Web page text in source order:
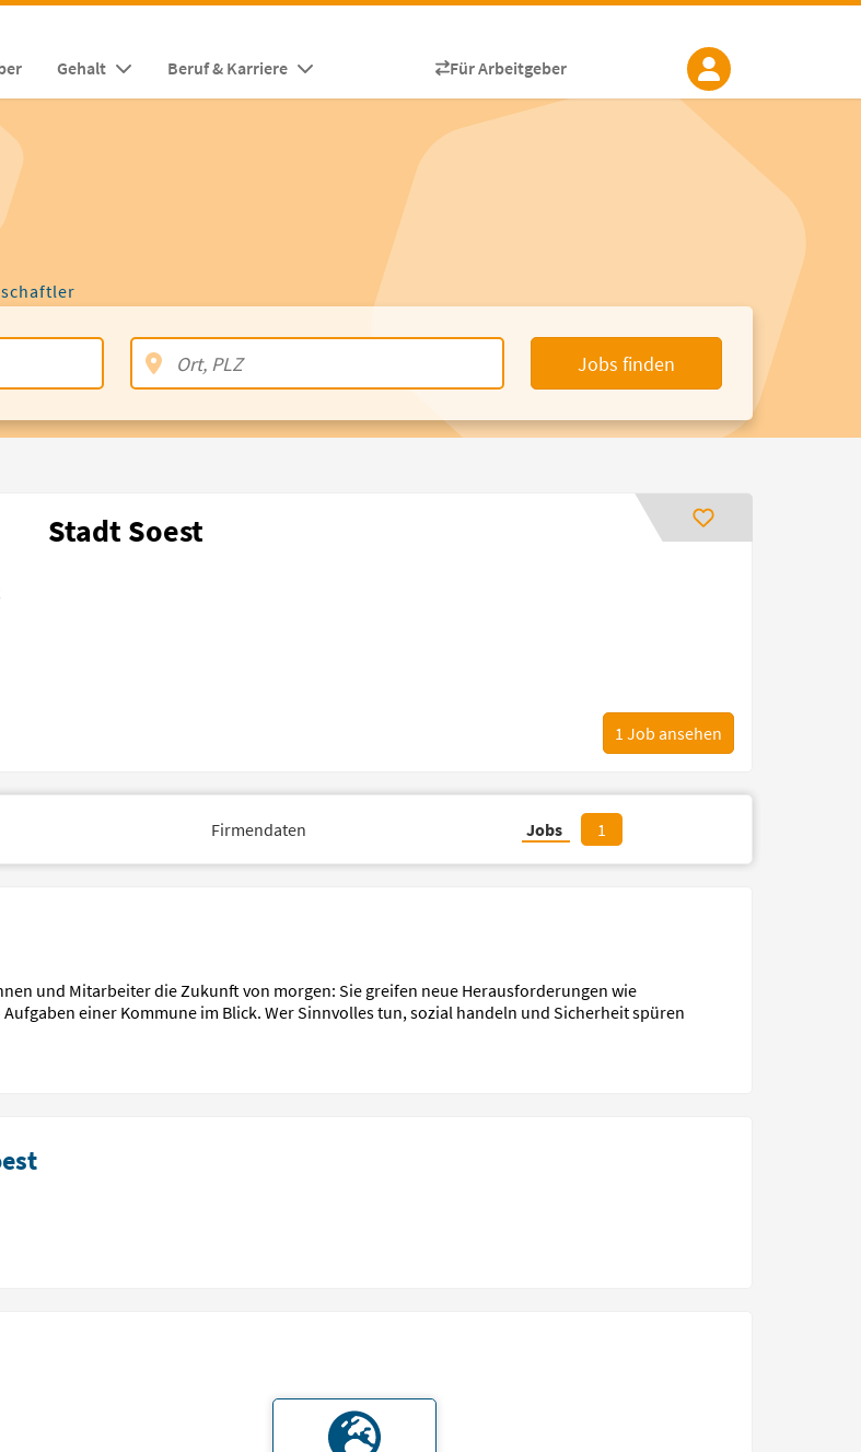
Gehalt Beruf & Karriere Für Arbeitgeber
Jobs finden
Stadt Soest
1 Job ansehen
Firmendaten Jobs 1
und Mitarbeiter die Zukunft von morgen: Sie greifen neue Herausforderungen wie
einer Kommune im Blick. Wer Sinnvolles tun, sozial handeln und Sicherheit spüren